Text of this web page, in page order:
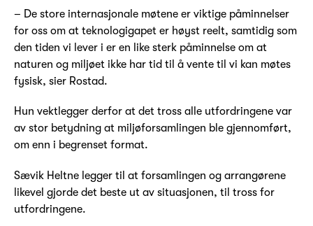
– De store internasjonale møtene er viktige påminnelser
for oss om at teknologigapet er høyst reelt, samtidig som
den tiden vi lever i er en like sterk påminnelse om at
naturen og miljøet ikke har tid til å vente til vi kan møtes
fysisk, sier Rostad.
Hun vektlegger derfor at det tross alle utfordringene var
av stor betydning at miljøforsamlingen ble gjennomført,
om enn i begrenset format.
Sævik Heltne legger til at forsamlingen og arrangørene
likevel gjorde det beste ut av situasjonen, til tross for
utfordringene.